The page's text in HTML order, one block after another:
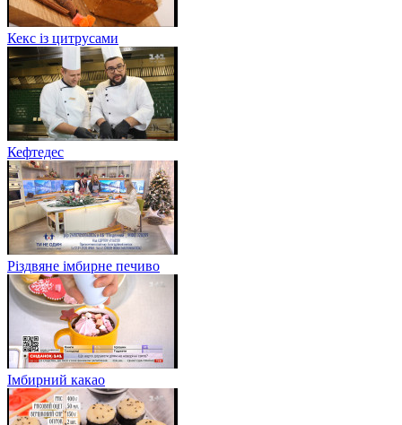
Кекс із цитрусами
Кефтедес
Різдвяне імбирне печиво
Імбирний какао